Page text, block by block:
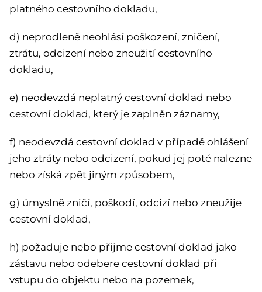
platného cestovního dokladu,
d) neprodleně neohlásí poškození, zničení,
ztrátu, odcizení nebo zneužití cestovního
dokladu,
e) neodevzdá neplatný cestovní doklad nebo
cestovní doklad, který je zaplněn záznamy,
f) neodevzdá cestovní doklad v případě ohlášení
jeho ztráty nebo odcizení, pokud jej poté nalezne
nebo získá zpět jiným způsobem,
g) úmyslně zničí, poškodí, odcizí nebo zneužije
cestovní doklad,
h) požaduje nebo přijme cestovní doklad jako
zástavu nebo odebere cestovní doklad při
vstupu do objektu nebo na pozemek,